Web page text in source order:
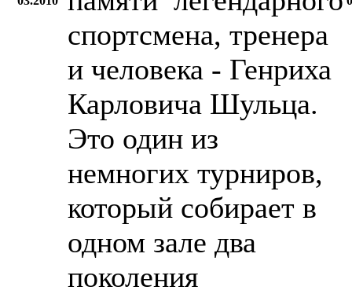
спортсмена, тренера
и человека - Генриха
Карловича Шульца.
Это один из
немногих турниров,
который собирает в
одном зале два
поколения